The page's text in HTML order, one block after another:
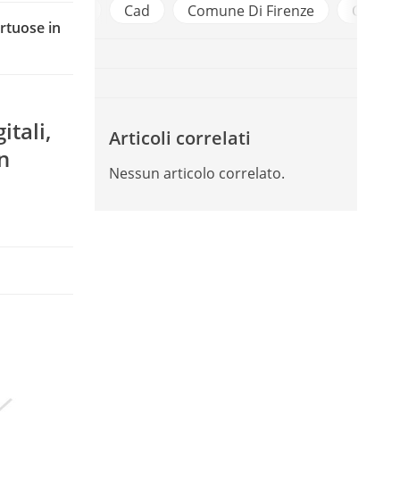
in
Cad Comune Di Firenze
Articoli correlati
Nessun articolo correlato.